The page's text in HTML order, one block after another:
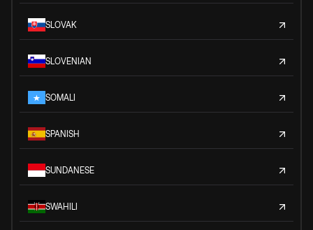
SLOVAK
SLOVENIAN
SOMALI
SPANISH
SUNDANESE
SWAHILI